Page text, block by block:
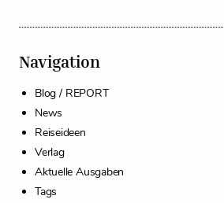
Navigation
Blog / REPORT
News
Reiseideen
Verlag
Aktuelle Ausgaben
Tags